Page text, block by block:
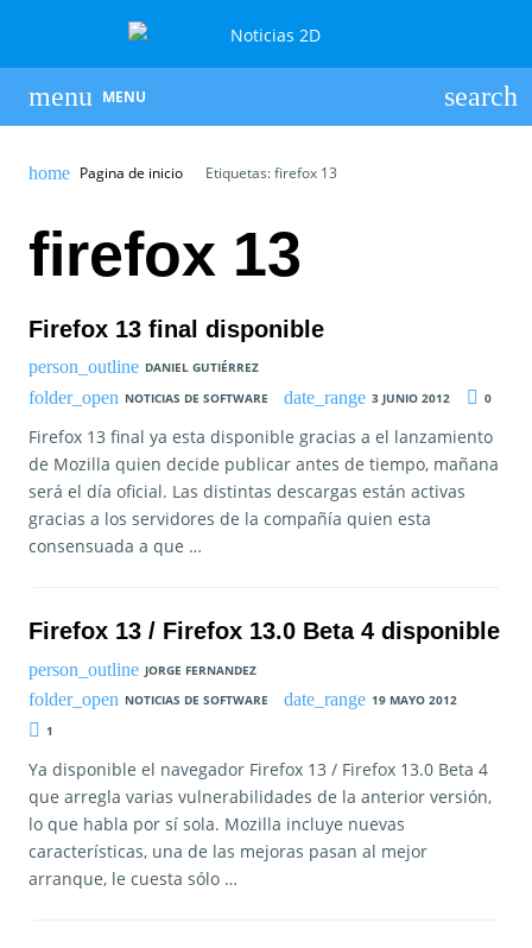
MENU
Pagina de inicio Etiquetas: firefox 13
firefox 13
Firefox 13 final disponible
DANIEL GUTIÉRREZ
NOTICIAS DE SOFTWARE
3 JUNIO 2012 0
Firefox 13 final ya esta disponible gracias a el lanzamiento
de Mozilla quien decide publicar antes de tiempo, mañana
será el día oficial. Las distintas descargas están activas
gracias a los servidores de la compañía quien esta
consensuada a que …
Firefox 13 / Firefox 13.0 Beta 4 disponible
JORGE FERNANDEZ
NOTICIAS DE SOFTWARE
19 MAYO 2012
1
Ya disponible el navegador Firefox 13 / Firefox 13.0 Beta 4
que arregla varias vulnerabilidades de la anterior versión,
lo que habla por sí sola. Mozilla incluye nuevas
características, una de las mejoras pasan al mejor
arranque, le cuesta sólo …